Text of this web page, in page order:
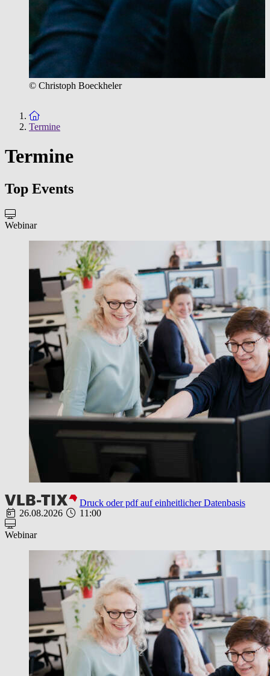
© Christoph Boeckheler
Zur Startseite
Termine
Termine
Top Events
Webinar
Druck oder pdf auf einheitlicher Datenbasis
26.08.2026
11:00
Webinar